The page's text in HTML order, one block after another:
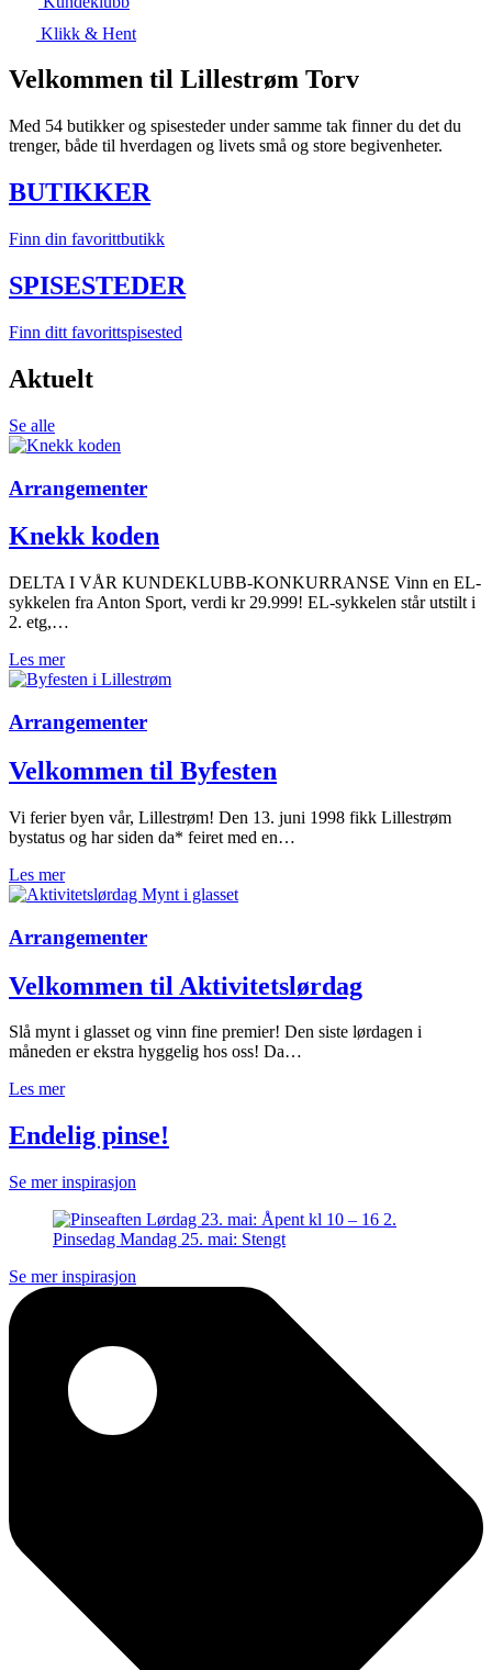
Klikk & Hent
Velkommen til Lillestrøm Torv
Med 54 butikker og spisesteder under samme tak finner du det du
trenger, både til hverdagen og livets små og store begivenheter.
BUTIKKER
Finn din favorittbutikk
SPISESTEDER
Finn ditt favorittspisested
Aktuelt
Se alle
Arrangementer
Knekk koden
DELTA I VÅR KUNDEKLUBB-KONKURRANSE Vinn en EL-
sykkelen fra Anton Sport, verdi kr 29.999! EL-sykkelen står utstilt i
2. etg,…
Les mer
Arrangementer
Velkommen til Byfesten
Vi ferier byen vår, Lillestrøm! Den 13. juni 1998 fikk Lillestrøm
bystatus og har siden da* feiret med en…
Les mer
Arrangementer
Velkommen til Aktivitetslørdag
Slå mynt i glasset og vinn fine premier! Den siste lørdagen i
måneden er ekstra hyggelig hos oss! Da…
Les mer
Endelig pinse!
Se mer inspirasjon
Se mer inspirasjon